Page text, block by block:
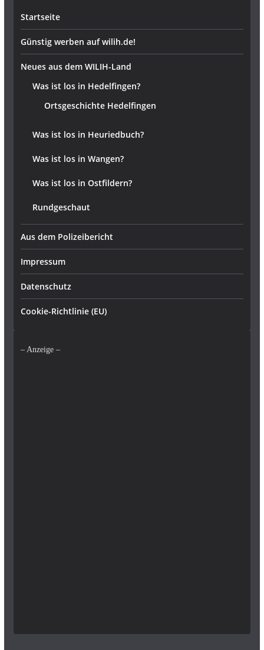
Startseite
Günstig werben auf wilih.de!
Neues aus dem WILIH-Land
Was ist los in Hedelfingen?
Ortsgeschichte Hedelfingen
Was ist los in Heuriedbuch?
Was ist los in Wangen?
Was ist los in Ostfildern?
Rundgeschaut
Aus dem Polizeibericht
Impressum
Datenschutz
Cookie-Richtlinie (EU)
– Anzeige –